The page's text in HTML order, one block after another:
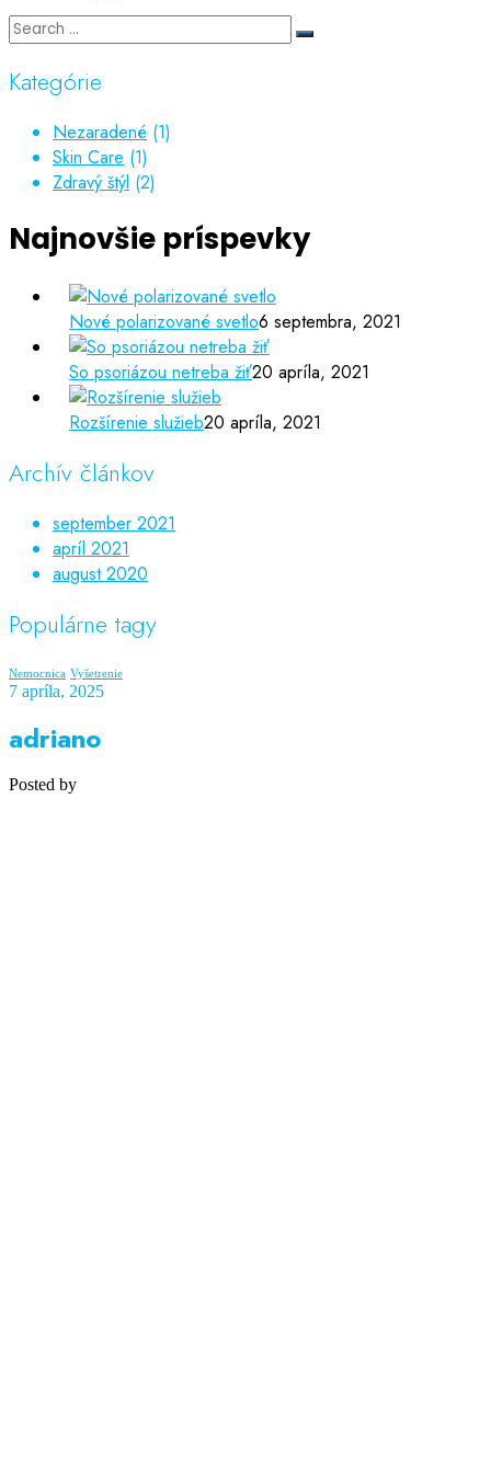
Kategórie
Nezaradené (1)
Skin Care (1)
Zdravý štýl (2)
Najnovšie príspevky
Nové polarizované svetlo6 septembra, 2021
So psoriázou netreba žiť20 apríla, 2021
Rozšírenie služieb20 apríla, 2021
Archív článkov
september 2021
apríl 2021
august 2020
Populárne tagy
Nemocnica Vyšetrenie
7 apríla, 2025
adriano
Posted by